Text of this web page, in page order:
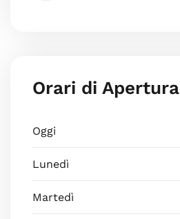
Orari di Apertura
Oggi
Lunedì
Martedì